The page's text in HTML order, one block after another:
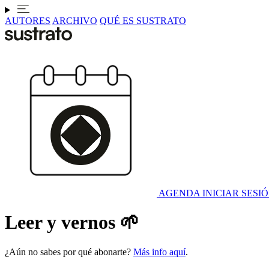
AUTORES ARCHIVO QUÉ ES SUSTRATO
AGENDA INICIAR
Leer y vernos 🌱
¿Aún no sabes por qué abonarte? Más info aquí.